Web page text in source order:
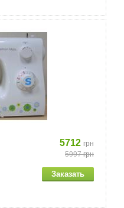
5712 грн
5997грн